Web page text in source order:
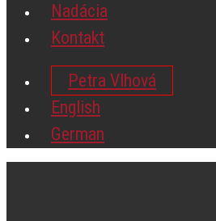
German
Nadácia
Kontakt
Petra Vlhová
English
German